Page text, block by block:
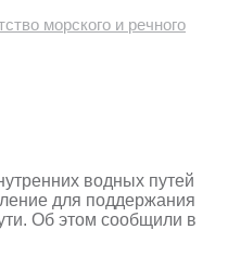
морского и речного
водных путей
для поддержания
Об этом сообщили в